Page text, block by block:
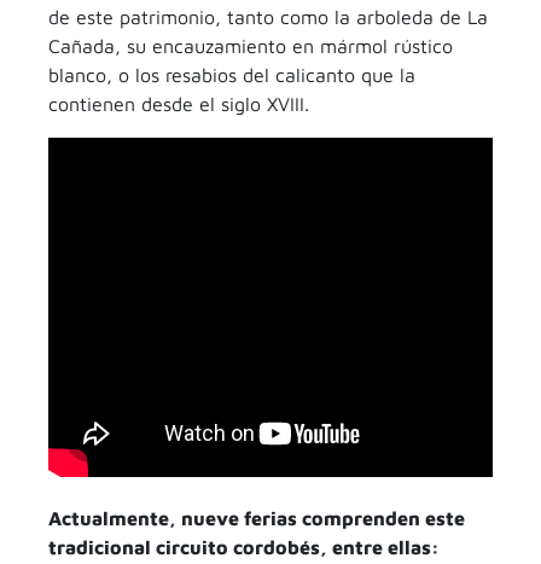
de este patrimonio, tanto como la arboleda de La
Cañada, su encauzamiento en mármol rústico
blanco, o los resabios del calicanto que la
contienen desde el siglo XVIII.
Actualmente, nueve ferias comprenden este
tradicional circuito cordobés, entre ellas: